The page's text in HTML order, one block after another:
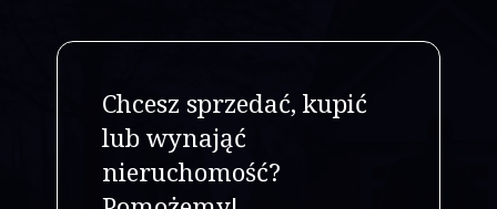
Chcesz sprzedać, kupić
lub wynająć
nieruchomość?